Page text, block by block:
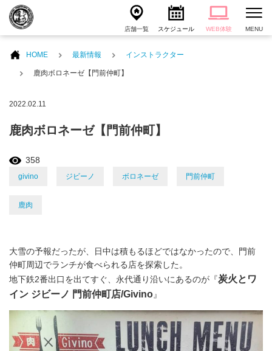
店舗一覧 スケジュール WEB体験 MENU
HOME 最新情報 インストラクター
鹿肉ボロネーゼ【門前仲町】
2022.02.11
鹿肉ボロネーゼ【門前仲町】
358
givino ジビーノ ボロネーゼ 門前仲町
鹿肉
大雪の予報だったが、日中は積もるほどではなかったので、門前
仲町周辺でランチが食べられる店を探索した。
地下鉄2番出口を出てすぐ、永代通り沿いにあるのが『炭火とワ
イン ジビーノ 門前仲町店/Givino』